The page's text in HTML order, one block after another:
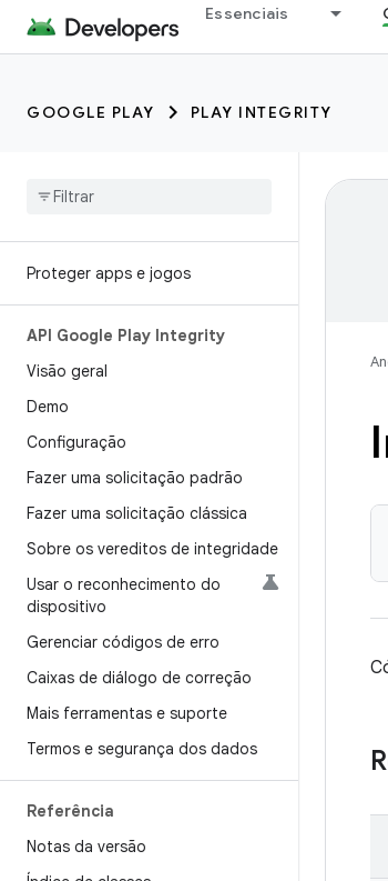
Essenciais
GOOGLE PLAY PLAY INTEGRITY
Proteger apps e jogos
API Google Play Integrity
Visão geral
Demo
Configuração
Fazer uma solicitação padrão
Fazer uma solicitação clássica
Sobre os vereditos de integridade
Usar o reconhecimento do
dispositivo
Gerenciar códigos de erro
Caixas de diálogo de correção
Mais ferramentas e suporte
Termos e segurança dos dados
Referência
Notas da versão